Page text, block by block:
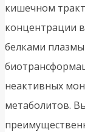
кишечном
концентрации в
белками плазмы
неактивных
метаболитов.